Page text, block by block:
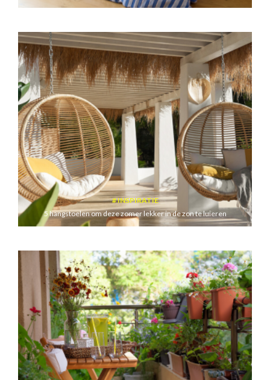
INSPIRATIE
5 hangstoelen om deze zomer lekker in de zon te luieren